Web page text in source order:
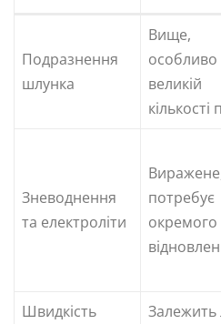
Подразнення
шлунка
Вище,
великій
кількості
Зневоднення
та електроліти
потребує
окремого
Швидкість